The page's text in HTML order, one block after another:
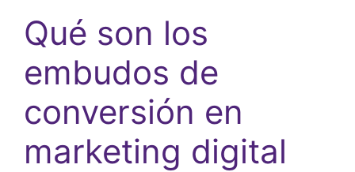
Qué son los
embudos de
conversión en
marketing digital